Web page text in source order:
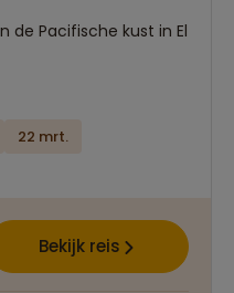
de Pacifische kust in El
22 mrt.
Bekijk reis